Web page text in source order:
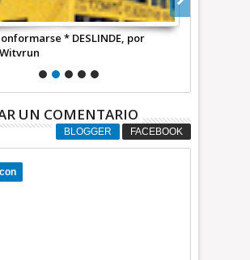
* DESLINDE, por
UN COMENTARIO
BLOGGER FACEBOOK